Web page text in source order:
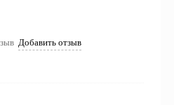
Добавить отзыв